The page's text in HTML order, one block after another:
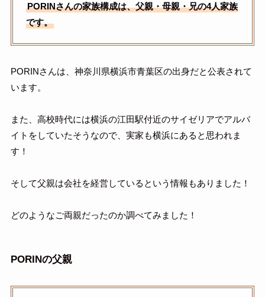
PORINさんの家族構成は、父親・母親・兄の4人家族
です。
PORINさんは、神奈川県横浜市青葉区の出身だと公表されて
います。
また、高校時代には横浜の江田駅付近のサイゼリアでアルバ
イトをしていたそうなので、実家も横浜にあると思われま
す！
そして父親は会社を経営しているという情報もありました！
どのようなご両親だったのか調べてみました！
PORINの父親